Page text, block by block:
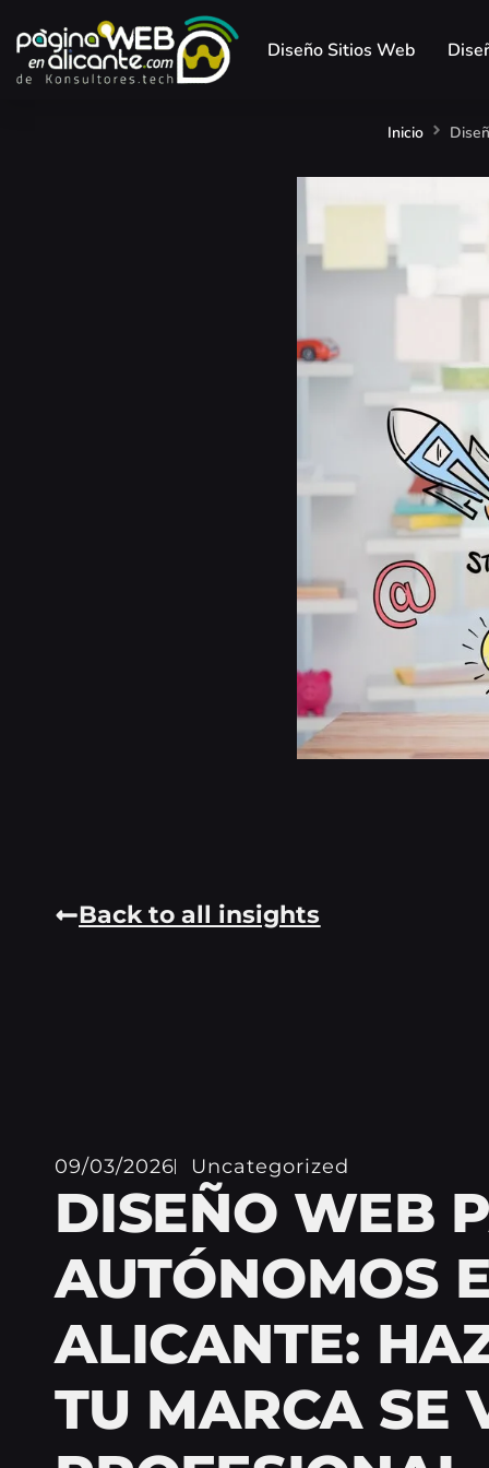
Diseño Sitios Web
Inicio
Back to all insights
09/03/2026 Uncategorized
DISEÑO WEB
AUTÓNOMOS
ALICANTE:
TU MARCA SE